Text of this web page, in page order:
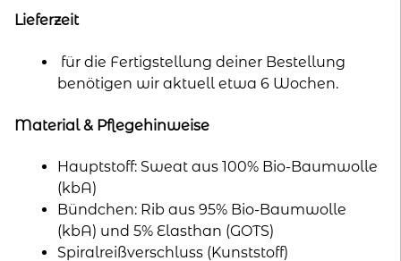
Lieferzeit
für die Fertigstellung deiner Bestellung
benötigen wir aktuell etwa 6 Wochen.
Material & Pflegehinweise
Hauptstoff: Sweat aus 100% Bio-Baumwolle
(kbA)
Bündchen: Rib aus 95% Bio-Baumwolle
(kbA) und 5% Elasthan (GOTS)
Spiralreißverschluss (Kunststoff)